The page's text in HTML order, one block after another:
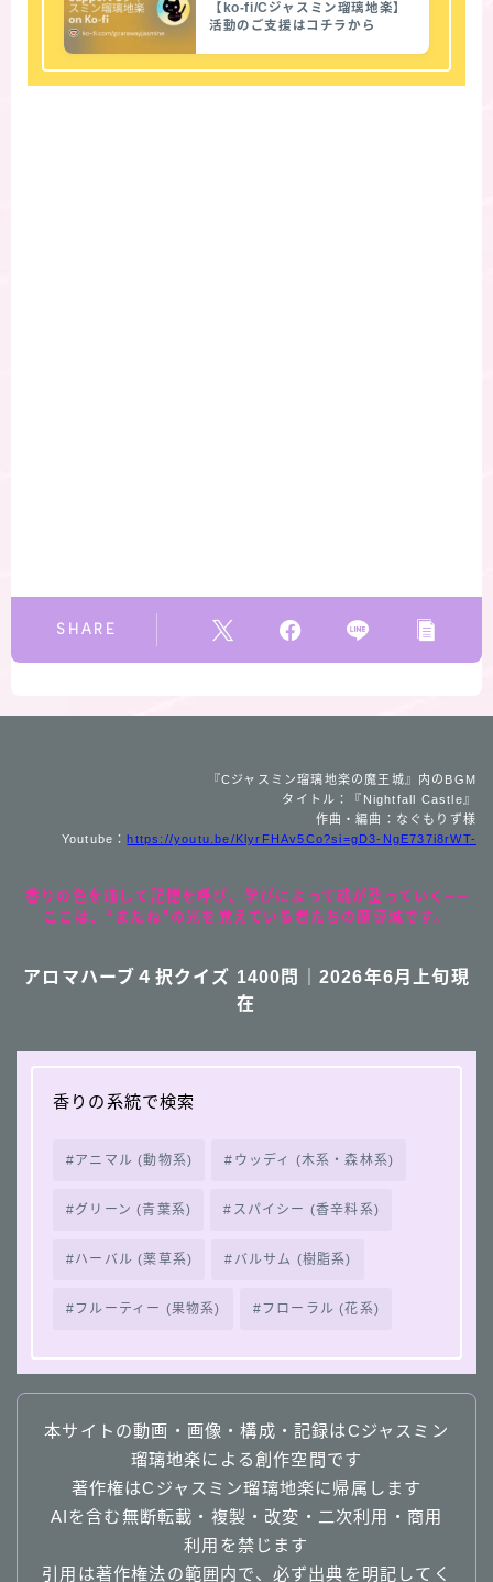
【ko-fi/Cジャスミン瑠璃地楽】
活動のご支援はコチラから
SHARE
『Cジャスミン瑠璃地楽の魔王城』内のBGM
タイトル：『Nightfall Castle』
作曲・編曲：なぐもりず様
Youtube： https://youtu.be/KlyrFHAv5Co?si=gD3-NgE737i8rWT-
香りの色を通して記憶を呼び、学びによって魂が整っていく──
ここは、“またね”の光を覚えている者たちの魔導城です。
アロマハーブ４択クイズ 1400問｜2026年6月上旬現
在
香りの系統で検索
アニマル (動物系) ウッディ (木系・森林系)
グリーン (青葉系) スパイシー (香辛料系)
ハーバル (薬草系) バルサム (樹脂系)
フルーティー (果物系) フローラル (花系)
本サイトの動画・画像・構成・記録はCジャスミン
瑠璃地楽による創作空間です
著作権はCジャスミン瑠璃地楽に帰属します
AIを含む無断転載・複製・改変・二次利用・商用
利用を禁じます
引用は著作権法の範囲内で、必ず出典を明記してく